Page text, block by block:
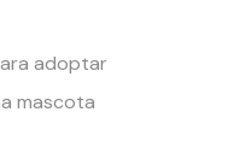
adoptar
mascota